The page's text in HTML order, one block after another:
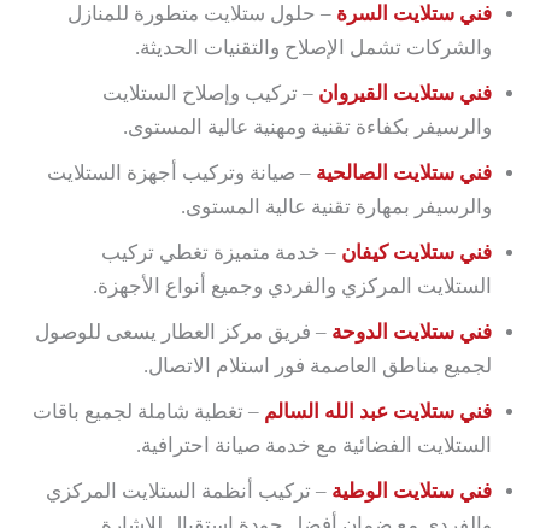
فني ستلايت السرة – حلول ستلايت متطورة للمنازل
والشركات تشمل الإصلاح والتقنيات الحديثة.
فني ستلايت القيروان – تركيب وإصلاح الستلايت
والرسيفر بكفاءة تقنية ومهنية عالية المستوى.
فني ستلايت الصالحية – صيانة وتركيب أجهزة الستلايت
والرسيفر بمهارة تقنية عالية المستوى.
فني ستلايت كيفان – خدمة متميزة تغطي تركيب
الستلايت المركزي والفردي وجميع أنواع الأجهزة.
فني ستلايت الدوحة – فريق مركز العطار يسعى للوصول
لجميع مناطق العاصمة فور استلام الاتصال.
فني ستلايت عبد الله السالم – تغطية شاملة لجميع باقات
الستلايت الفضائية مع خدمة صيانة احترافية.
فني ستلايت الوطية – تركيب أنظمة الستلايت المركزي